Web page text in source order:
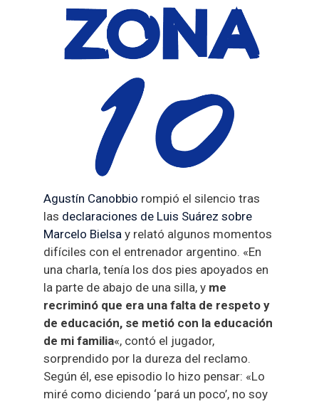
Agustín Canobbio rompió el silencio tras
las declaraciones de Luis Suárez sobre
Marcelo Bielsa y relató algunos momentos
difíciles con el entrenador argentino. «En
una charla, tenía los dos pies apoyados en
la parte de abajo de una silla, y me
recriminó que era una falta de respeto y
de educación, se metió con la educación
de mi familia«, contó el jugador,
sorprendido por la dureza del reclamo.
Según él, ese episodio lo hizo pensar: «Lo
miré como diciendo ‘pará un poco’, no soy